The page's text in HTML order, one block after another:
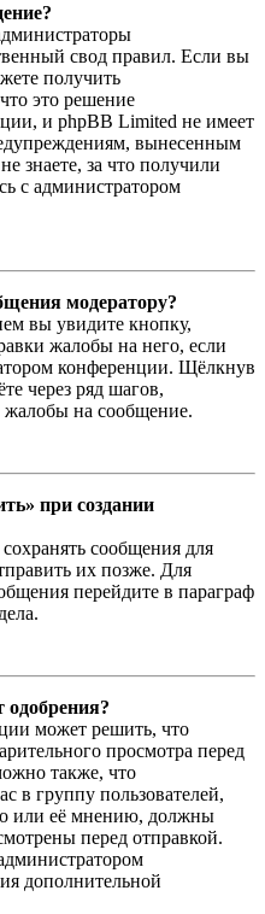
свод правил. Если вы
получить
это решение
и phpBB Limited не имеет
вынесенным
знаете, за что получили
с администратором
модератору?
вы увидите кнопку,
жалобы на него, если
конференции. Щёлкнув
через ряд шагов,
на сообщение.
при создании
сообщения для
их позже. Для
перейдите в параграф
одобрения?
может решить, что
просмотра перед
также, что
в группу пользователей,
или её мнению, должны
перед отправкой.
дополнительной